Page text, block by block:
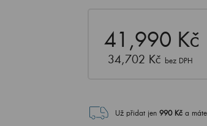
41,990 Kč
34,702 Kč bez DPH
Už přidat jen 990Kč a máte